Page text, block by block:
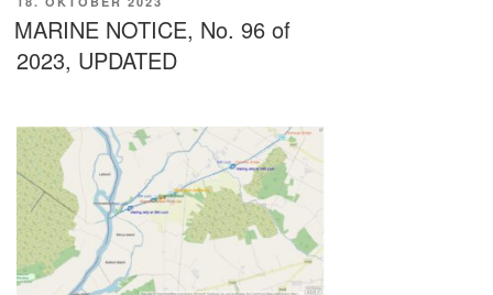
AM
MARINE NOTICE, No. 96 of
2023, UPDATED